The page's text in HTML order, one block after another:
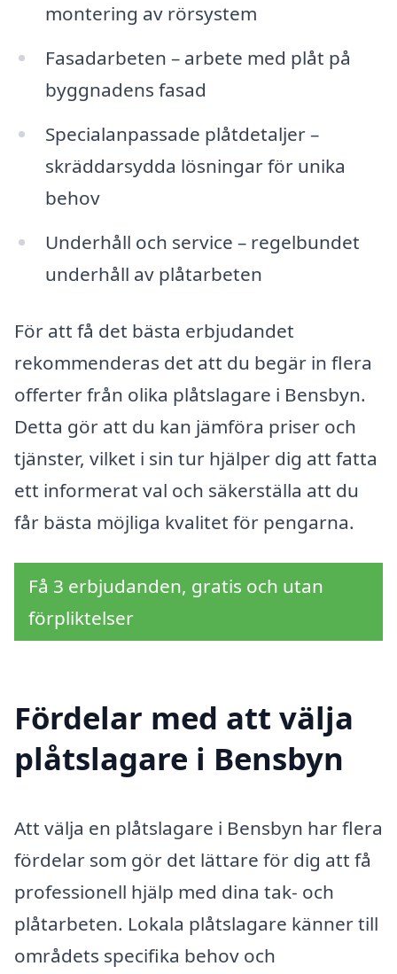
montering av rörsystem
Fasadarbeten – arbete med plåt på
byggnadens fasad
Specialanpassade plåtdetaljer –
skräddarsydda lösningar för unika
behov
Underhåll och service – regelbundet
underhåll av plåtarbeten
För att få det bästa erbjudandet
rekommenderas det att du begär in flera
offerter från olika plåtslagare i Bensbyn.
Detta gör att du kan jämföra priser och
tjänster, vilket i sin tur hjälper dig att fatta
ett informerat val och säkerställa att du
får bästa möjliga kvalitet för pengarna.
Få 3 erbjudanden, gratis och utan
förpliktelser
Fördelar med att välja
plåtslagare i Bensbyn
Att välja en plåtslagare i Bensbyn har flera
fördelar som gör det lättare för dig att få
professionell hjälp med dina tak- och
plåtarbeten. Lokala plåtslagare känner till
områdets specifika behov och